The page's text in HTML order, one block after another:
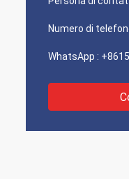
Numero di
WhatsApp :